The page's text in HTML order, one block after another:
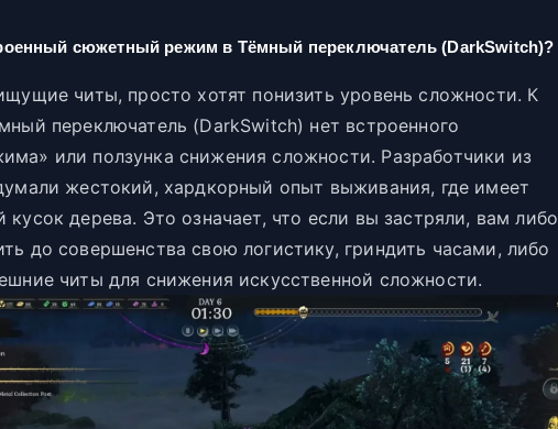
сюжетный режим в Тёмный переключатель (DarkSwitch)?
читы, просто хотят понизить уровень сложности. К
переключатель (DarkSwitch) нет встроенного
или ползунка снижения сложности. Разработчики из
жестокий, хардкорный опыт выживания, где имеет
кусок дерева. Это означает, что если вы застряли, вам либо
до совершенства свою логистику, гриндить часами, либо
читы для снижения искусственной сложности.